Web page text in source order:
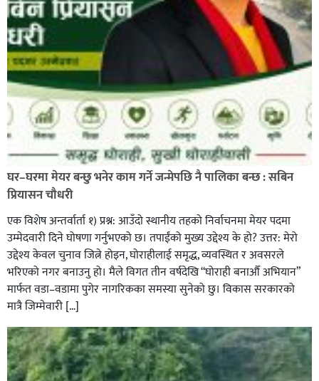
प्रहरीले पायाे जग्गाधनी पुर्जा
पत्रकारको प्रेसकार्ड बोकेर हिड्ने लागुऔषध कारोबारमा संलग्न
रहेको आरोपमा ३ जना पक्राउ,
भिक्षा मागेर कारमा घुम्ने बाबाहरूलाई दाङ प्रहरीले पक्राउ,भारत
फर्कने सर्तमा रिहा,
घर–घरमा मेयर बन्छु भनेर काम गर्ने जन्मेपछि नै पालिका बन्छ : सबिन
प्रियासन चौधरी
एक विशेष अन्तर्वार्ता १) प्रश्न: आउँदो स्थानीय तहको निर्वाचनमा मेयर पदमा
उम्मेदवारी दिने घोषणा गर्नुभएको छ। तपाईंको मुख्य उद्देश्य के हो? उत्तर: मेरो
उद्देश्य केवल चुनाव जित्ने होइन, घोराहीलाई समृद्ध, व्यवस्थित र अवसरले
भरिएको नगर बनाउनु हो। मैले विगत तीन वर्षदेखि “घोराही बनाऔँ अभियान”
मार्फत वडा–वडामा पुगेर नागरिकका समस्या सुनेको छु। विकास सरकारको
मात्रै जिम्मेवारी […]